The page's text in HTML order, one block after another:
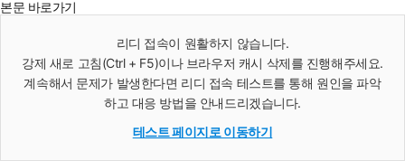
본문 바로가기
리디 접속이 원활하지 않습니다.
강제 새로 고침(Ctrl + F5)이나 브라우저 캐시 삭제를 진행해주세요.
계속해서 문제가 발생한다면 리디 접속 테스트를 통해 원인을 파악
하고 대응 방법을 안내드리겠습니다.
테스트 페이지로 이동하기